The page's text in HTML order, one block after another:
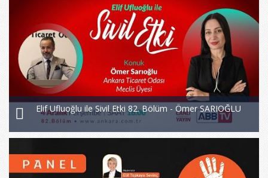
Elif Ufluoğlu ile Sivil Etki 82. Bölüm - Ömer SARIOĞLU